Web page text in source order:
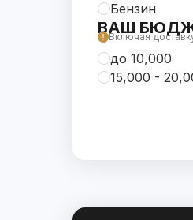
Бензин
ВАШ
Включая
до 10,000
15,000 -